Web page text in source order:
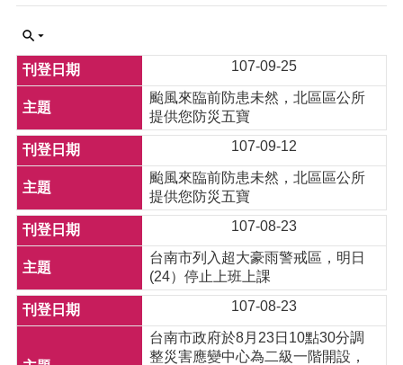
107-09-25
颱風來臨前防患未然，北區區公所
提供您防災五寶
107-09-12
颱風來臨前防患未然，北區區公所
提供您防災五寶
107-08-23
台南市列入超大豪雨警戒區，明日
(24）停止上班上課
107-08-23
台南市政府於8月23日10點30分調
整災害應變中心為二級一階開設，